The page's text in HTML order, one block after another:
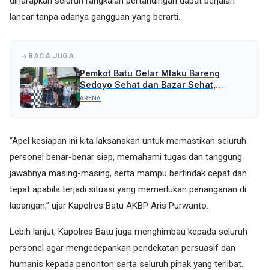
lancar tanpa adanya gangguan yang berarti.
BACA JUGA
Pemkot Batu Gelar Mlaku Bareng
Sedoyo Sehat dan Bazar Sehat,
Peringati HKN ke-61
ARENA
“Apel kesiapan ini kita laksanakan untuk memastikan seluruh
personel benar-benar siap, memahami tugas dan tanggung
jawabnya masing-masing, serta mampu bertindak cepat dan
tepat apabila terjadi situasi yang memerlukan penanganan di
lapangan,” ujar Kapolres Batu AKBP Aris Purwanto.
Lebih lanjut, Kapolres Batu juga menghimbau kepada seluruh
personel agar mengedepankan pendekatan persuasif dan
humanis kepada penonton serta seluruh pihak yang terlibat.